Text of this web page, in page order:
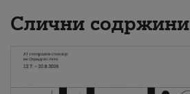
Слични содржини